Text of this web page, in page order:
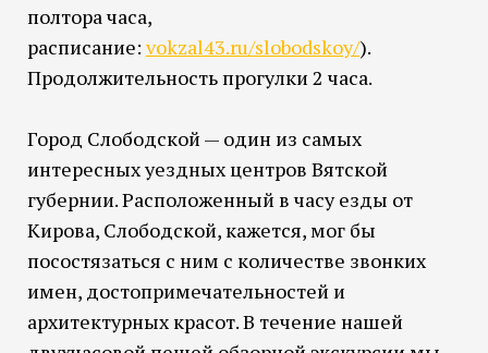
полтора часа,
расписание: vokzal43.ru/slobodskoy/).
Продолжительность прогулки 2 часа.
Город Слободской — один из самых
интересных уездных центров Вятской
губернии. Расположенный в часу езды от
Кирова, Слободской, кажется, мог бы
посостязаться с ним с количестве звонких
имен, достопримечательностей и
архитектурных красот. В течение нашей